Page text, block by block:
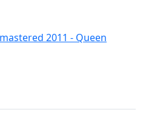
2011 - Queen